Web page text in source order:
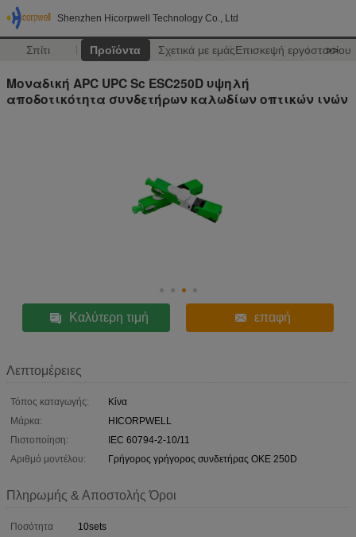
Shenzhen Hicorpwell Technology Co., Ltd
Σπίτι Προϊόντα Σχετικά με εμάςΕπισκεψή εργοστασίου
>>
Μοναδική APC UPC Sc ESC250D υψηλή
αποδοτικότητα συνδετήρων καλωδίων οπτικών ινών
Καλύτερη τιμή επαφή
Λεπτομέρειες
Τόπος καταγωγής:
Κίνα
Μάρκα:
HICORPWELL
Πιστοποίηση:
IEC 60794-2-10/11
Αριθμό μοντέλου:
Γρήγορος γρήγορος συνδετήρας ΟΚΕ 250D
Πληρωμής & Αποστολής Όροι
Ποσότητα
10sets